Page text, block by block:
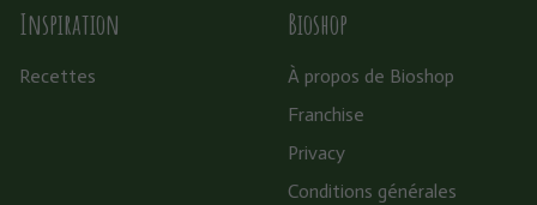
Inspiration
Recettes
Bioshop
À propos de Bioshop
Franchise
Privacy
Conditions générales